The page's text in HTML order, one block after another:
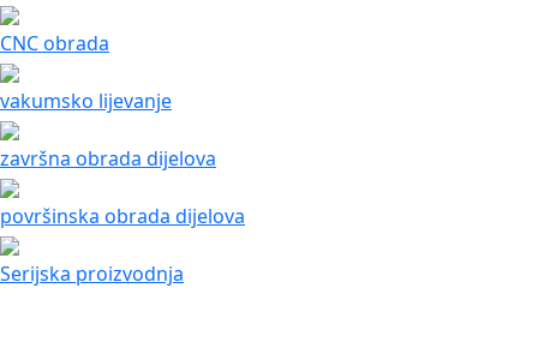
CNC obrada
vakumsko lijevanje
završna obrada dijelova
površinska obrada dijelova
Serijska proizvodnja